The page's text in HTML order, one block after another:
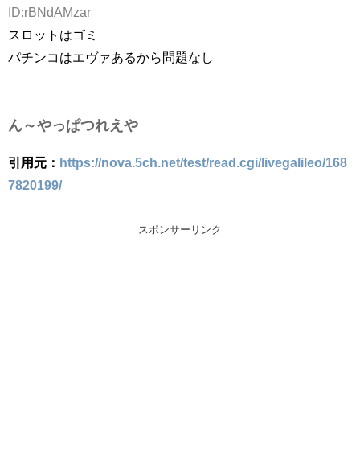
ID:rBNdAMzar
スロットはゴミ
パチンコはエヴァあるから問題なし
ん～やっぱつれえや
引用元： https://nova.5ch.net/test/read.cgi/livegalileo/168
7820199/
スポンサーリンク